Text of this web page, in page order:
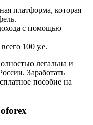
платформа, которая
с помощью
100 у.е.
легальна и
Заработать
пособие на